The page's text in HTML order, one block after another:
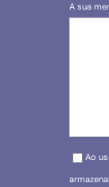
A sua
Please
Ao